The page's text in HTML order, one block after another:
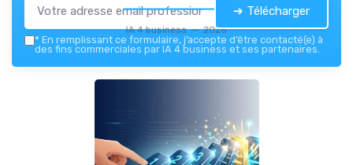
IA 4 business — 2026
➔ Télécharger
* En remplissant ce formulaire, j’accepte d’être contacté(e) à
des fins commerciales par IA 4 business et ses partenaires.